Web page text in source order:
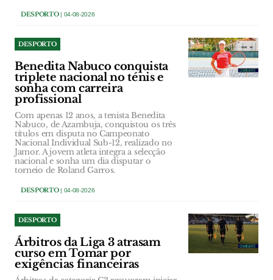
DESPORTO| 04-08-2026
DESPORTO
Benedita Nabuco conquista
triplete nacional no ténis e
sonha com carreira
profissional
Com apenas 12 anos, a tenista Benedita
Nabuco, de Azambuja, conquistou os três
títulos em disputa no Campeonato
Nacional Individual Sub-12, realizado no
Jamor. A jovem atleta integra a selecção
nacional e sonha um dia disputar o
torneio de Roland Garros.
DESPORTO| 04-08-2026
DESPORTO
Árbitros da Liga 3 atrasam
curso em Tomar por
exigências financeiras